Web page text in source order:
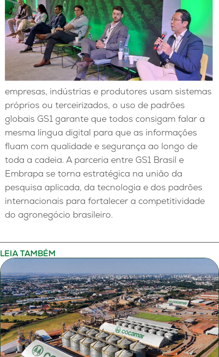
empresas, indústrias e produtores usam sistemas
próprios ou terceirizados, o uso de padrões
globais GS1 garante que todos consigam falar a
mesma língua digital para que as informações
fluam com qualidade e segurança ao longo de
toda a cadeia. A parceria entre GS1 Brasil e
Embrapa se torna estratégica na união da
pesquisa aplicada, da tecnologia e dos padrões
internacionais para fortalecer a competitividade
do agronegócio brasileiro.
LEIA TAMBÉM